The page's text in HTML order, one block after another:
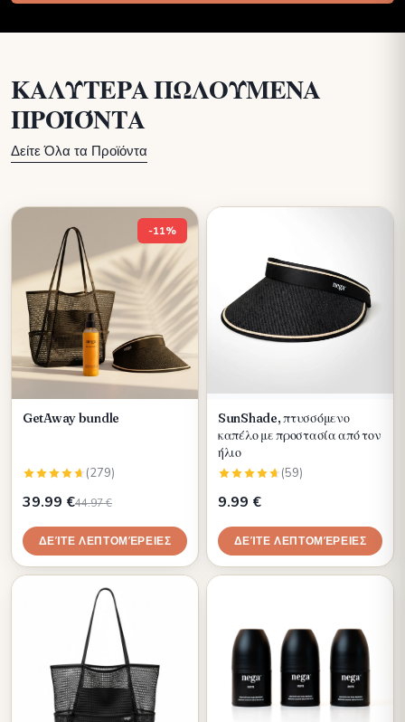
ΚΑΛΎΤΕΡΑ ΠΩΛΟΎΜΕΝΑ
ΠΡΟΪΌΝΤΑ
Δείτε Όλα τα Προϊόντα
-11%
GetAway bundle
(279)
39.99 €44.97 €
ΔΕΊΤΕ ΛΕΠΤΟΜΈΡΕΙΕΣ
SunShade, πτυσσόμενο
καπέλο με προστασία από τον
ήλιο
(59)
9.99 €
ΔΕΊΤΕ ΛΕΠΤΟΜΈΡΕΙΕΣ